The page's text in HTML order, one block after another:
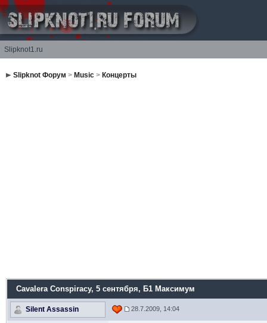
Slipknot1.ru
Slipknot Форум > Music> Концерты
Cavalera Conspiracy, 5 сентября, Б1 Максимум
Silent Assassin 28.7.2009, 14:04